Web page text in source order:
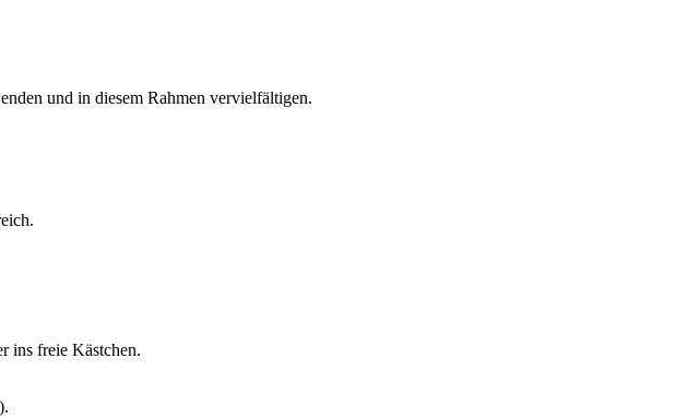
und in diesem Rahmen vervielfältigen.
ins freie Kästchen.